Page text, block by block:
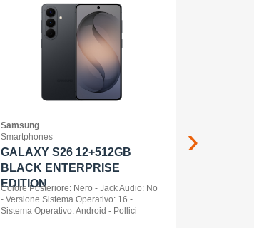
Samsung
Smartphones
GALAXY S26 12+512GB
BLACK ENTERPRISE
EDITION
Colore Posteriore: Nero - Jack Audio: No
- Versione Sistema Operativo: 16 -
Sistema Operativo: Android - Pollici